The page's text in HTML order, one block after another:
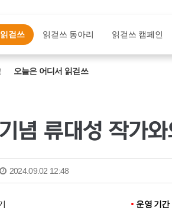
걷쓰 읽걷쓰 동아리 읽걷쓰 캠페인
오늘은 어디서 읽걷쓰
2024.09.02 12:48
운영 기간